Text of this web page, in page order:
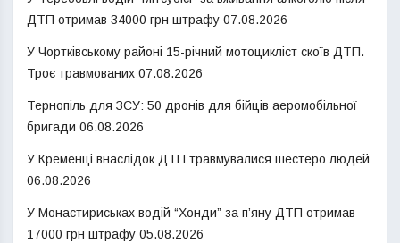
ДТП отримав 34000 грн штрафу 07.08.2026
У Чортківському районі 15-річний мотоцикліст скоїв ДТП.
Троє травмованих 07.08.2026
Тернопіль для ЗСУ: 50 дронів для бійців аеромобільної
бригади 06.08.2026
У Кременці внаслідок ДТП травмувалися шестеро людей
06.08.2026
У Монастириськах водій “Хонди” за п’яну ДТП отримав
17000 грн штрафу 05.08.2026